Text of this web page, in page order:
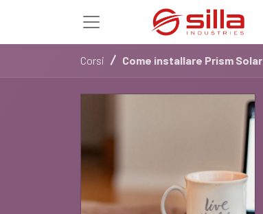
Corsi Come installare Prism Solar